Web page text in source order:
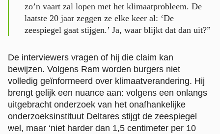
zo’n vaart zal lopen met het klimaatprobleem. De
laatste 20 jaar zeggen ze elke keer al: ‘De
zeespiegel gaat stijgen.’ Ja, waar blijkt dat dan uit?”
De interviewers vragen of hij die claim kan
bewijzen. Volgens Ram worden burgers niet
volledig geïnformeerd over klimaatverandering. Hij
brengt gelijk een nuance aan: volgens een onlangs
uitgebracht onderzoek van het onafhankelijke
onderzoeksinstituut Deltares stijgt de zeespiegel
wel, maar ‘niet harder dan 1,5 centimeter per 10